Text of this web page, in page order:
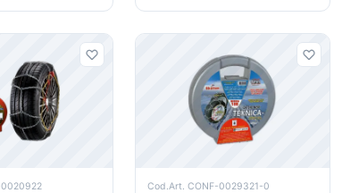
Cod.Art. CONF-0029321-0